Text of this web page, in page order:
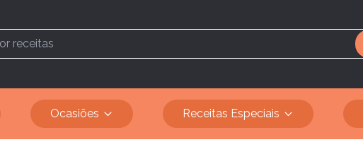
Ocasiões Receitas Especiais